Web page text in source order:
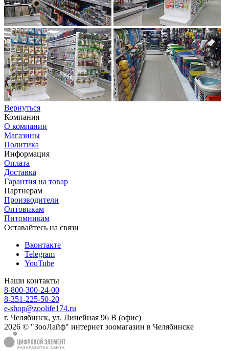
Вернуться
Компания
О компании
Магазины
Политика
Информация
Оплата
Доставка
Гарантия на товар
Партнерам
Производители
Оптовикам
Питомникам
Оставайтесь на связи
Вконтакте
Telegram
YouTube
Наши контакты
8-800-300-24-00
8-351-225-50-20
e-shop@zoolife174.ru
г. Челябинск, ул. Линейная 96 В (офис)
2026 © "ЗооЛайф" интернет зоомагазин в Челябинске